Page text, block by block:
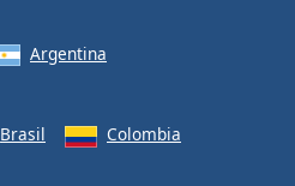
Argentina
Brasil
Colombia